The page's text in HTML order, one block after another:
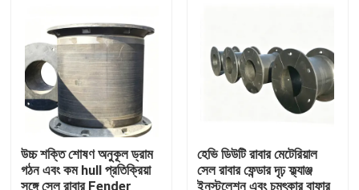
পণ্য
ভিডিও
আমাদের সম্পর্কে
উচ্চ শক্তি শোষণ অনুকূল ড্রাম
গঠন এবং কম hull প্রতিক্রিয়া
সঙ্গে সেল রাবার Fender
হেভি ডিউটি রাবার মেটেরিয়াল
সেল রাবার ফেন্ডার দৃঢ় ফ্ল্যাঞ্জ
ইনস্টলেশন এবং চমৎকার বাফার